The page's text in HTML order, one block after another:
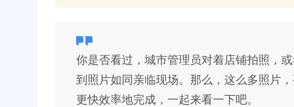
你是否看过，城市管理员对着店铺拍照，
到照片如同亲临现场。那么，这么多照片
更快效率地完成，一起来看一下吧。